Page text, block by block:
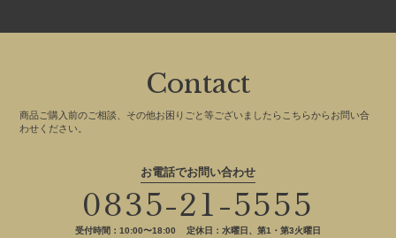
2
6
6
6
Contact
商品ご購入前のご相談、その他お困りごと等ございましたらこちらからお問い合
わせください。
お電話でお問い合わせ
0835-21-5555
受付時間：10:00〜18:00 定休日：水曜日、第1・第3火曜日